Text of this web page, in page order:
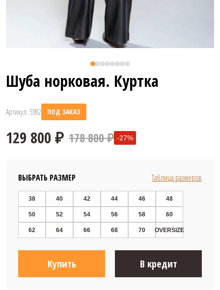
Шуба норковая. Куртка
Артикул: 5982 ПОД ЗАКАЗ
129 800 ₽
178 800 ₽ -27%
ВЫБРАТЬ РАЗМЕР Таблица размеров
38 40 42 44 46 48
50 52 54 56 58 60
62 64 66 68 70 OVERSIZE
Купить В кредит